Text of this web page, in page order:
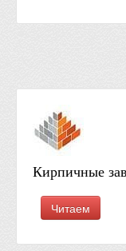
Кирпичные
Читаем